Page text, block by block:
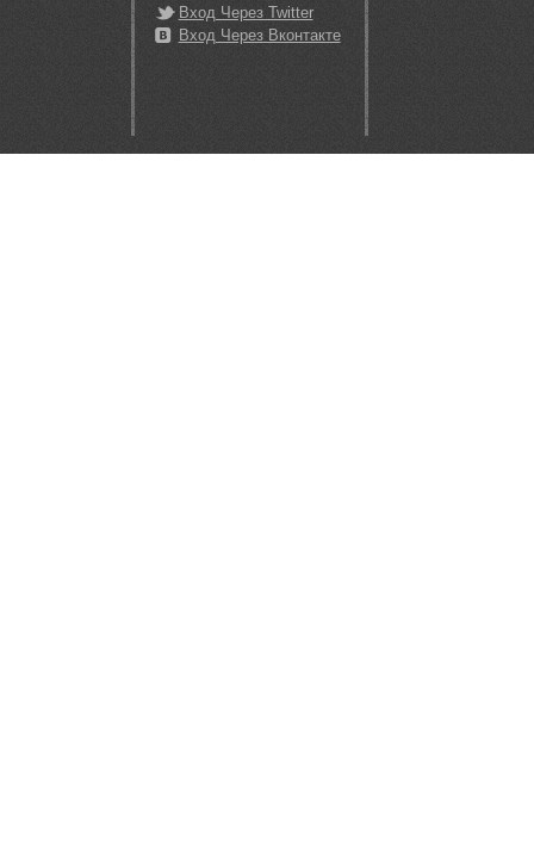
Вход Через Twitter
Вход Через Вконтакте